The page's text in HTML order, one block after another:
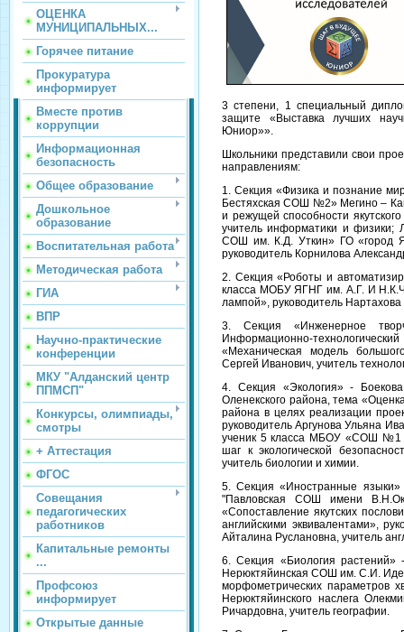
ОЦЕНКА
МУНИЦИПАЛЬНЫХ...
Горячее питание
Прокуратура
информирует
Вместе против
коррупции
Информационная
безопасность
Общее образование
Дошкольное
образование
Воспитательная работа
Методическая работа
ГИА
ВПР
Научно-практические
конференции
МКУ "Алданский центр
ППМСП"
Конкурсы, олимпиады,
смотры
+ Аттестация
ФГОС
Совещания
педагогических
работников
Капитальные ремонты
...
Профсоюз
информирует
Открытые данные
3 степени, 1 специальный
защите «Выставка лучших
Юниор»».
Школьники представили свои
направлениям:
1. Секция «Физика и познание
Бестяхская СОШ №2» Мегино –
и режущей способности
учитель информатики и физики;
СОШ им. К.Д. Уткин» ГО «город
руководитель Корнилова
2. Секция «Роботы и
класса МОБУ ЯГНГ им. А.Г. И
лампой», руководитель
3. Секция «Инженерное
Информационно-
«Механическая модель
Сергей Иванович, учитель
4. Секция «Экология» -
Оленекского района, тема
района в целях реализации
руководитель Аргунова Ульяна
ученик 5 класса МБОУ «СОШ №1
шаг к экологической
учитель биологии и химии.
5. Секция «Иностранные
"Павловская СОШ имени
«Сопоставление якутских
английскими эквивалентами»,
Айталина Руслановна, учитель
6. Секция «Биология
Нерюктяйинская СОШ им. С.И.
морфометрических параметров
Нерюктяйинского наслега
Ричардовна, учитель географии.